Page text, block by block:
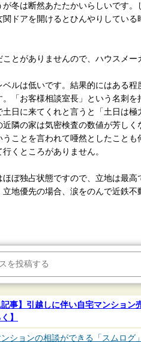
が冬は断然あたたかいらしいです
ドアを開けるとひんやりしてい
とがありませんので、ハウスメー
ベルは低いです。結果的にはある
「お客様相談室長」という名刺
日に来てくれと言うと「土日は極
近隣の家は気密検査の数値が芳し
ことを言われて唖然としたこと
くところがありません。
ぼ独占状態ですので、立地は最
地優先の場合、涙をのんで近鉄不
記事】引越しに伴い自宅マンショ
】
ションの相談ができる「スムログ」